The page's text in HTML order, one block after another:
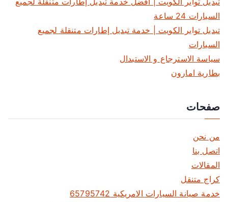
السيارات 24 ساعة
تبديل تواير الكويت | خدمة تبديل إطارات متنقلة لجميع
السيارات
سياسة الاسترجاع و الاستبدال
بطارية امارون
صفحات
من نحن
اتصل بنا
المقالات
كراج متنقل
خدمة صيانة السيارات الامريكية 65795742